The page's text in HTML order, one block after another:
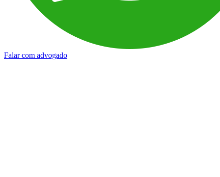
Falar com advogado